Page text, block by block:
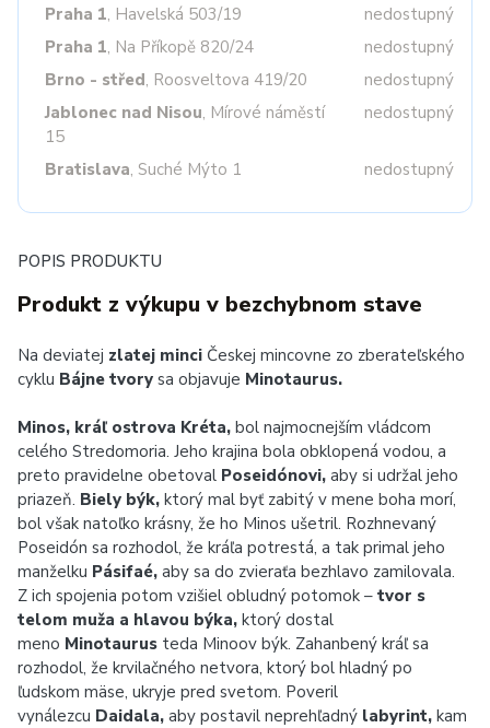
Praha 1, Havelská 503/19
nedostupný
Praha 1, Na Příkopě 820/24
nedostupný
Brno - střed, Roosveltova 419/20
nedostupný
Jablonec nad Nisou, Mírové náměstí
15
nedostupný
Bratislava, Suché Mýto 1 nedostupný
POPIS PRODUKTU
Produkt z výkupu v bezchybnom stave
Na deviatej zlatej minci Českej mincovne zo zberateľského
cyklu Bájne tvory sa objavuje Minotaurus.
Minos, kráľ ostrova Kréta, bol najmocnejším vládcom
celého Stredomoria. Jeho krajina bola obklopená vodou, a
preto pravidelne obetoval Poseidónovi, aby si udržal jeho
priazeň. Biely býk, ktorý mal byť zabitý v mene boha morí,
bol však natoľko krásny, že ho Minos ušetril. Rozhnevaný
Poseidón sa rozhodol, že kráľa potrestá, a tak primal jeho
manželku Pásifaé, aby sa do zvieraťa bezhlavo zamilovala.
Z ich spojenia potom vzišiel obludný potomok – tvor s
telom muža a hlavou býka, ktorý dostal
meno Minotaurus teda Minoov býk. Zahanbený kráľ sa
rozhodol, že krvilačného netvora, ktorý bol hladný po
ľudskom mäse, ukryje pred svetom. Poveril
vynálezcu Daidala, aby postavil neprehľadný labyrint, kam